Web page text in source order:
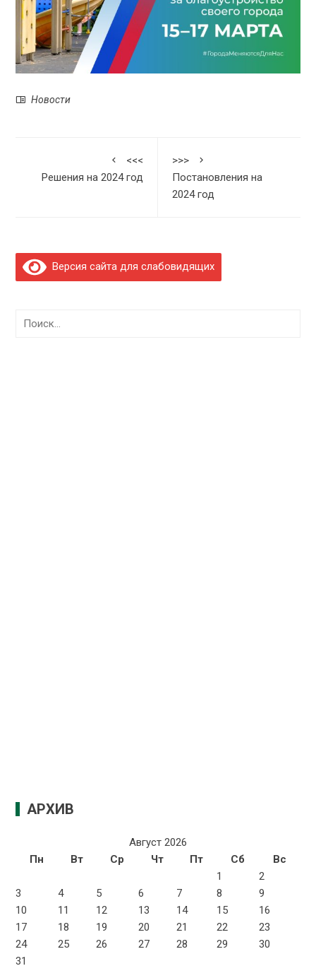
Новости
<<<
Решения на 2024 год
>>>
Постановления на
2024 год
Версия сайта для слабовидящих
Найти:
АРХИВ
Август 2026
Пн
Вт Ср Чт Пт Сб
Вс
1
2
3
4 5 6 7 8
9
10
11 12 13 14 15
16
17
18 19 20 21 22
23
24
25 26 27 28 29
30
31